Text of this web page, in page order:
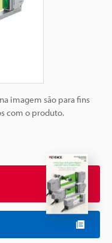
imagem são para fins
com o produto.